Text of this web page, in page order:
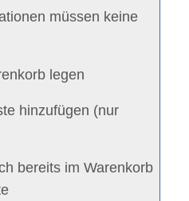
müssen keine
legen
hinzufügen (nur
bereits im Warenkorb